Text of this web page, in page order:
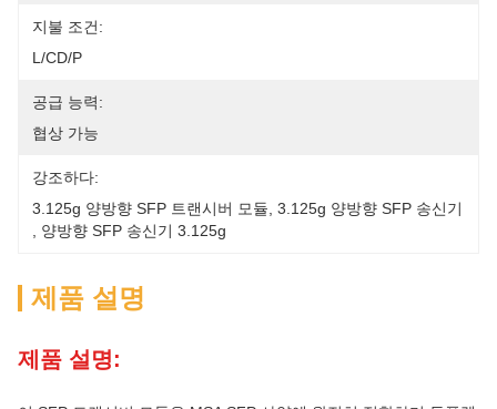
지불 조건:
L/CD/P
공급 능력:
협상 가능
강조하다:
3.125g 양방향 SFP 트랜시버 모듈 3.125g 양방향 SFP 송신기
양방향 SFP 송신기 3.125g
제품 설명
제품 설명: